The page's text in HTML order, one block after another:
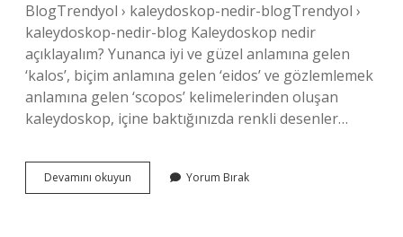
BlogTrendyol › kaleydoskop-nedir-blogTrendyol ›
kaleydoskop-nedir-blog Kaleydoskop nedir
açıklayalım? Yunanca iyi ve güzel anlamına gelen
‘kalos’, biçim anlamına gelen ‘eidos’ ve gözlemlemek
anlamına gelen ‘scopos’ kelimelerinden oluşan
kaleydoskop, içine baktığınızda renkli desenler…
Devamını okuyun Kaleydoskop
Nerelerde
Yorum Bırak